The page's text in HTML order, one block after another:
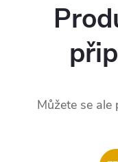
Můžete se